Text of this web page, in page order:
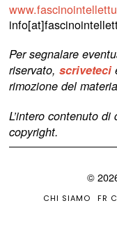
Per segnalare
riservato,scriveteci
rimozione del
L’intero contenuto
copyright.
©
CHI SIAMO FR